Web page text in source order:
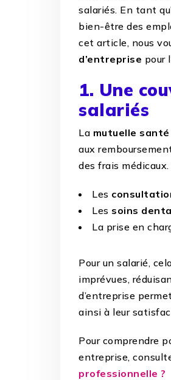
salariés. En tant
bien-être des
cet article, nous
d’entreprise pour
1. Une
salariés
La mutuelle
aux
des frais
Les
Les soins
La prise en
Pour un salarié,
imprévues,
d’entreprise
ainsi à leur
Pour comprendre
entreprise,
professionnelle ?